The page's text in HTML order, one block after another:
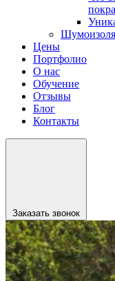
Цены
Портфолио
О нас
Обучение
Отзывы
Блог
Контакты
Заказать звонок